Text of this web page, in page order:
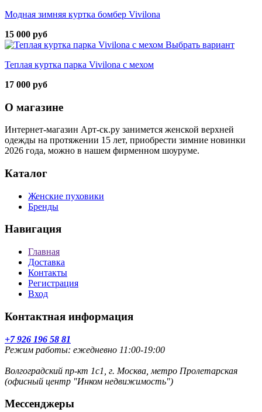
Модная зимняя куртка бомбер Vivilona
15 000 руб
Выбрать вариант
Теплая куртка парка Vivilona с мехом
17 000 руб
О магазине
Интернет-магазин Арт-ск.ру занимется женской верхней
одежды на протяжении 15 лет, приобрести зимние новинки
2026 года, можно в нашем фирменном шоуруме.
Каталог
Женские пуховики
Бренды
Навигация
Главная
Доставка
Контакты
Регистрация
Вход
Контактная информация
+7 926 196 58 81
Режим работы: ежедневно 11:00-19:00
Волгоградский пр-кт 1с1, г. Москва, метро Пролетарская
(офисный центр "Инком недвижимость")
Мессенджеры